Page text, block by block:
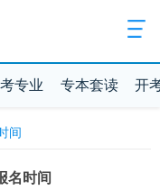
专业 专本套读 开
间
名时间